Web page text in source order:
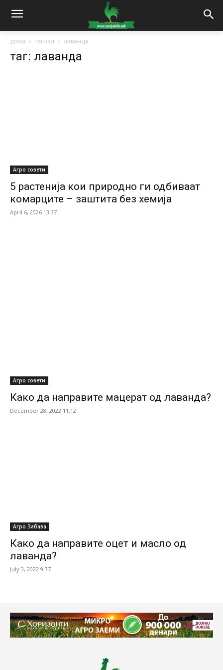
дома тагови лаванда
таг: лаванда
Агро совети
5 растенија кои природно ги одбиваат
комарците – заштита без хемија
April 6, 2026 13:37
Агро совети
Како да направите мацерат од лаванда?
December 28, 2022 11:12
Агро Забава
Како да направите оцет и масло од
лаванда?
July 3, 2022 9:37